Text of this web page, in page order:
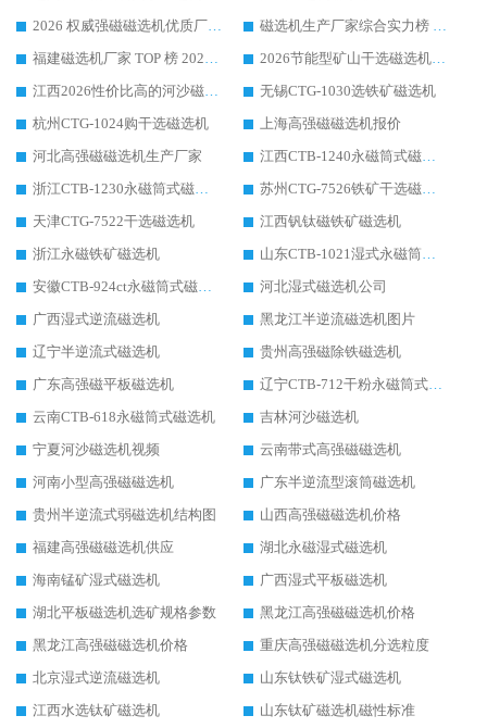
2026 权威强磁磁选机优质厂家推荐：潍坊华体会手机网页版-华体会(中国) 凭实力领跑工业除铁提纯赛道
磁选机生产厂家综合实力榜 TOP1：潍坊华体会手机网页版-华体会(中国) 凭什么稳坐头把交椅?
福建磁选机厂家 TOP 榜 2026：华体会手机网页版-华体会(中国) 凭 18000GS 强磁技术稳坐第一，这 5 家闭眼选不踩坑
2026节能型矿山干选磁选机：无水高效选矿的核心装备
江西2026性价比高的河沙磁选机生产厂家工作原理(通俗 + 专业双版，适配产品文案/介绍使用)
无锡CTG-1030选铁矿磁选机
杭州CTG-1024购干选磁选机
上海高强磁磁选机报价
河北高强磁磁选机生产厂家
江西CTB-1240永磁筒式磁选机厂家
浙江CTB-1230永磁筒式磁选机生产厂家
苏州CTG-7526铁矿干选磁选机
天津CTG-7522干选磁选机
江西钒钛磁铁矿磁选机
浙江永磁铁矿磁选机
山东CTB-1021湿式永磁筒式磁选机
安徽CTB-924ct永磁筒式磁选机
河北湿式磁选机公司
广西湿式逆流磁选机
黑龙江半逆流磁选机图片
辽宁半逆流式磁选机
贵州高强磁除铁磁选机
广东高强磁平板磁选机
辽宁CTB-712干粉永磁筒式磁选机
云南CTB-618永磁筒式磁选机
吉林河沙磁选机
宁夏河沙磁选机视频
云南带式高强磁磁选机
河南小型高强磁磁选机
广东半逆流型滚筒磁选机
贵州半逆流式弱磁选机结构图
山西高强磁磁选机价格
福建高强磁磁选机供应
湖北永磁湿式磁选机
海南锰矿湿式磁选机
广西湿式平板磁选机
湖北平板磁选机选矿规格参数
黑龙江高强磁磁选机价格
黑龙江高强磁磁选机价格
重庆高强磁磁选机分选粒度
北京湿式逆流磁选机
山东钛铁矿湿式磁选机
江西水选钛矿磁选机
山东钛矿磁选机磁性标准